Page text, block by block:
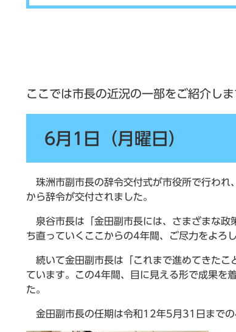
ここでは市長の近況の一部をご紹介しま
6月1日（月曜日）
珠洲市副市長の辞令交付式が市役所で行われ
から辞令が交付されました。
泉谷市長は「金田副市長には、さまざまな政
ち直っていくここからの4年間、ご尽力をよろ
続いて金田副市長は「これまで進めてきたこ
ています。この4年間、目に見える形で成果を
た。
金田副市長の任期は令和12年5月31日までの